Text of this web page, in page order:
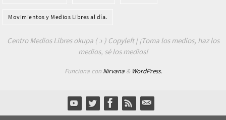
Movimientos y Medios Libres al día.
Centro Medios Libres okupa ( ɔ ) Copyleft | ¡Toma los medios, haz los
medios, sé los medios!
Funciona con Nirvana& WordPress.